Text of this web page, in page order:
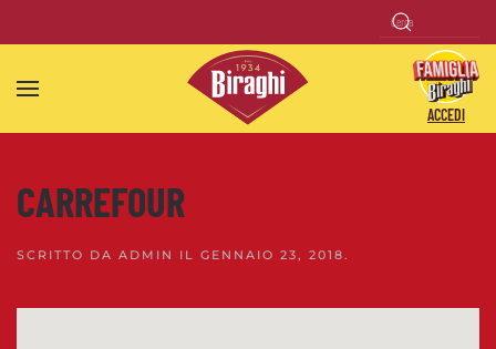
Skip to main content
ACCEDI
CARREFOUR
SCRITTO DA ADMIN IL GENNAIO 23, 2018.